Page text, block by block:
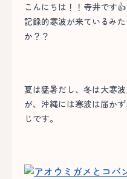
こんにちは！！寺井です👍
記録的寒波が来ているみ
か？？
夏は猛暑だし、冬は大寒
が、沖縄には寒波は届か
じです。